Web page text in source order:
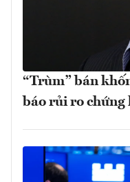
“Trùm” bán
báo rủi ro chứng